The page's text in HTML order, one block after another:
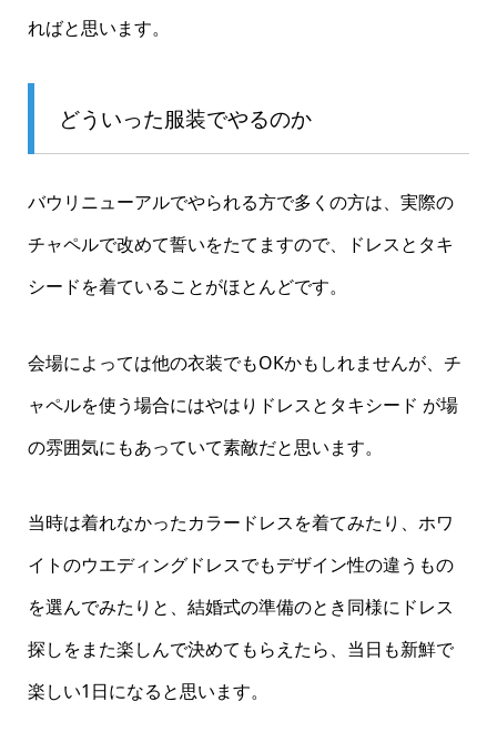
ればと思います。
どういった服装でやるのか
バウリニューアルでやられる方で多くの方は、実際の
チャペルで改めて誓いをたてますので、ドレスとタキ
シードを着ていることがほとんどです。
会場によっては他の衣装でもOKかもしれませんが、チ
ャペルを使う場合にはやはりドレスとタキシード が場
の雰囲気にもあっていて素敵だと思います。
当時は着れなかったカラードレスを着てみたり、ホワ
イトのウエディングドレスでもデザイン性の違うもの
を選んでみたりと、結婚式の準備のとき同様にドレス
探しをまた楽しんで決めてもらえたら、当日も新鮮で
楽しい1日になると思います。